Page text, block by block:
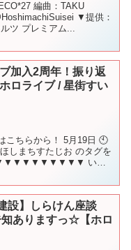
編曲：TAKU
▼提供：
ツ プレミアム...
加入2周年！振り返
ロライブ / 星街すい
こちらから！ 5月19日 🕙
しまちすたじお​ のタグを
いつ
設】しらけん座談
ありますっ☆【ホロ